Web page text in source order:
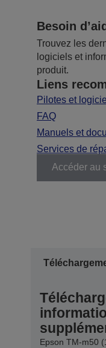
Besoin
Trouvez les
logiciels et
produit.
Liens
Pilotes et
FAQ
Manuels et
Services de
Accéder au
Epson TM-m50